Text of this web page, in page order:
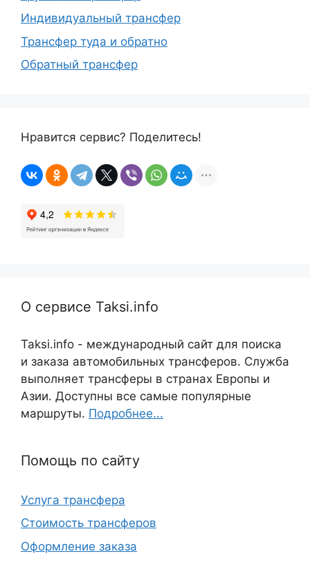
Индивидуальный трансфер
Трансфер туда и обратно
Обратный трансфер
Нравится сервис? Поделитесь!
О сервисе Taksi.info
Taksi.info - международный сайт для поиска
и заказа автомобильных трансферов. Служба
выполняет трансферы в странах Европы и
Азии. Доступны все самые популярные
маршруты. Подробнее...
Помощь по сайту
Услуга трансфера
Стоимость трансферов
Оформление заказа